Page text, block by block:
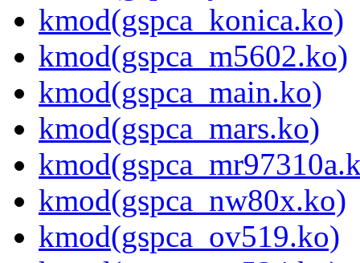
kmod(gspca_konica.ko)
kmod(gspca_m5602.ko)
kmod(gspca_main.ko)
kmod(gspca_mars.ko)
kmod(gspca_nw80x.ko)
kmod(gspca_ov519.ko)